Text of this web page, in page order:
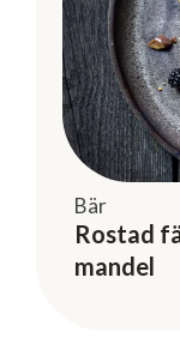
Bär
Rostad
mandel